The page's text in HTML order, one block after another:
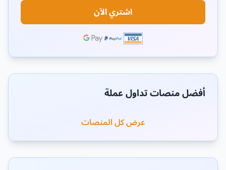
اشتري الآن
أفضل منصات تداول عملة
عرض كل المنصات